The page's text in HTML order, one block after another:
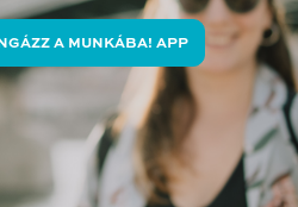
A MUNKÁBA! APP